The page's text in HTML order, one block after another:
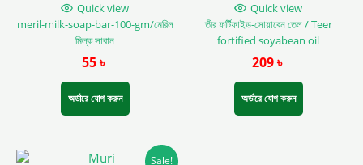
Quick view
meril-milk-soap-bar-100-gm/মেরিল
মিল্ক সাবান
55৳
অর্ডারে যোগ করুন
Quick view
তীর ফর্টিফাইড-সোয়াবেন তেল / Teer
fortified soyabean oil
209৳
অর্ডারে যোগ করুন
multiple
variants.
The
may
chosen
Sale!
OriginalCurrent